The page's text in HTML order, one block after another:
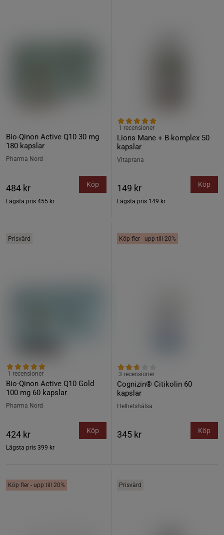
Bio-Qinon Active Q10 30 mg
180 kapslar
Pharma Nord
484 kr
Lägsta pris 455 kr
Köp
Lions Mane + B-komplex 50
kapslar
1 recensioner
Vitaprana
149 kr
Lägsta pris 149 kr
Köp
Prisvärd
Bio-Qinon Active Q10 Gold
100 mg 60 kapslar
1 recensioner
Pharma Nord
424 kr
Lägsta pris 399 kr
Köp
Köp fler - upp till 20%
Cognizin® Citikolin 60
kapslar
3 recensioner
Helhetshälsa
345 kr Köp
Köp fler - upp till 20% Prisvärd